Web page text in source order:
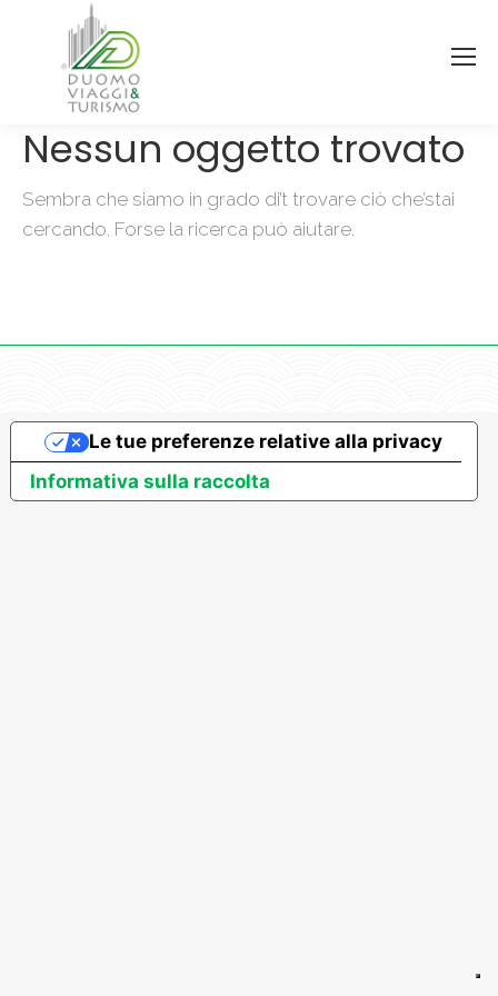
Nessun oggetto trovato
Sembra che siamo in grado di’t trovare ciò che’stai
cercando. Forse la ricerca può aiutare.
Informativa sulla raccolta
Le tue preferenze relative alla privacy